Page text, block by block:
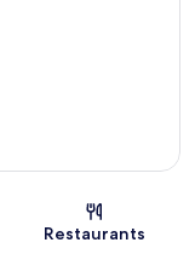
Restaurants